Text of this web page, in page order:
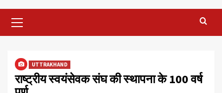
Menu
UTTRAKHAND
राष्ट्रीय स्वयंसेवक संघ की स्थापना के 100 वर्ष